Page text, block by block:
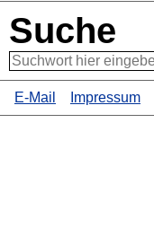
Suche
E-Mail Impressum